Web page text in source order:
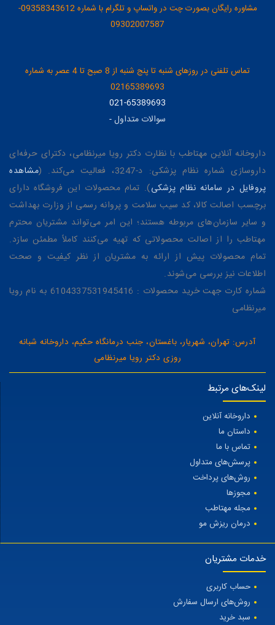
مشاوره رایگان بصورت چت در واتساپ و تلگرام با شماره 09358343612-
09302007587
تماس تلفنی در روزهای شنبه تا پنج شنبه از 8 صبح تا 4 عصر به شماره
02165389693
021-65389693
سوالات متداول-
داروخانه آنلاین مهتاطب با نظارت دکتر رویا میرنظامی، دکترای حرفه‌ای
داروسازی شماره نظام پزشکی: د-3247، فعالیت می‌کند. (
مشاهده
پروفایل در سامانه نظام پزشکی). تمام محصولات این فروشگاه دارای
برچسب اصالت کالا، کد سیب سلامت و پروانه رسمی از وزارت بهداشت
و سایر سازمان‌های مربوطه هستند؛ این امر می‌تواند مشتریان محترم
مهتاطب را از اصالت محصولاتی که تهیه می‌کنند کاملاً مطمئن سازد.
تمام محصولات پیش از ارائه به مشتریان از نظر کیفیت و صحت
اطلاعات نیز بررسی می‌شوند.
شماره کارت جهت خرید محصولات : 6104337531945416 به نام رویا
میرنظامی
آدرس: تهران، شهریار، باغستان، جنب درمانگاه حکیم، داروخانه شبانه
روزی دکتر رویا میرنظامی
لینک‌های مرتبط
داروخانه آنلاین
داستان ما
تماس با ما
پرسش‌های متداول
روش‌های پرداخت
مجوزها
مجله مهتاطب
درمان ریزش مو
خدمات مشتریان
حساب کاربری
روش‌های ارسال سفارش
سبد خرید